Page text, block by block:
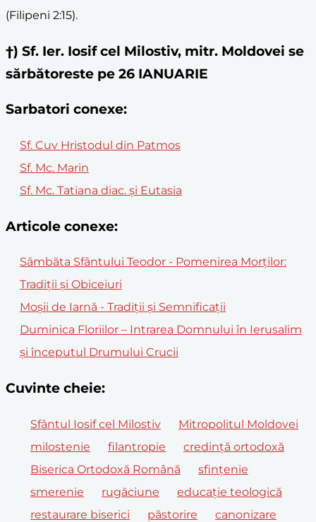
(Filipeni 2:15).
†) Sf. Ier. Iosif cel Milostiv, mitr. Moldovei se
sărbătoreste pe 26 IANUARIE
Sarbatori conexe:
Sf. Cuv Hristodul din Patmos
Sf. Mc. Marin
Sf. Mc. Tatiana diac. şi Eutasia
Articole conexe:
Sâmbăta Sfântului Teodor - Pomenirea Morților:
Tradiții și Obiceiuri
Moșii de Iarnă - Tradiții și Semnificații
Duminica Floriilor – Intrarea Domnului în Ierusalim
și începutul Drumului Crucii
Cuvinte cheie:
Sfântul Iosif cel Milostiv
Mitropolitul Moldovei
milostenie
filantropie
credință ortodoxă
Biserica Ortodoxă Română
sfințenie
smerenie
rugăciune
educație teologică
restaurare biserici
păstorire canonizare